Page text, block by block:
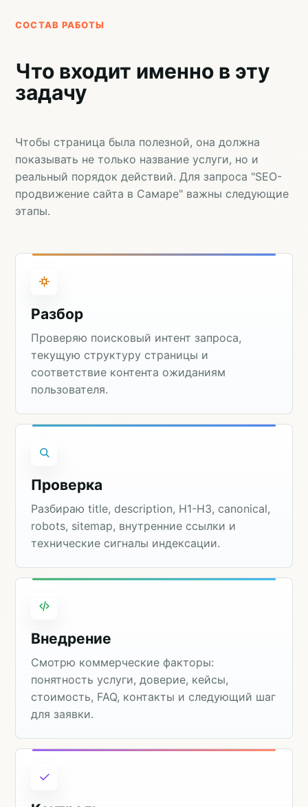
СОСТАВ РАБОТЫ
Что входит именно в эту
задачу
Чтобы страница была полезной, она должна
показывать не только название услуги, но и
реальный порядок действий. Для запроса "SEO-
продвижение сайта в Самаре" важны следующие
этапы.
Разбор
Проверяю поисковый интент запроса,
текущую структуру страницы и
соответствие контента ожиданиям
пользователя.
Проверка
Разбираю title, description, H1-H3, canonical,
robots, sitemap, внутренние ссылки и
технические сигналы индексации.
Внедрение
Смотрю коммерческие факторы:
понятность услуги, доверие, кейсы,
стоимость, FAQ, контакты и следующий шаг
для заявки.